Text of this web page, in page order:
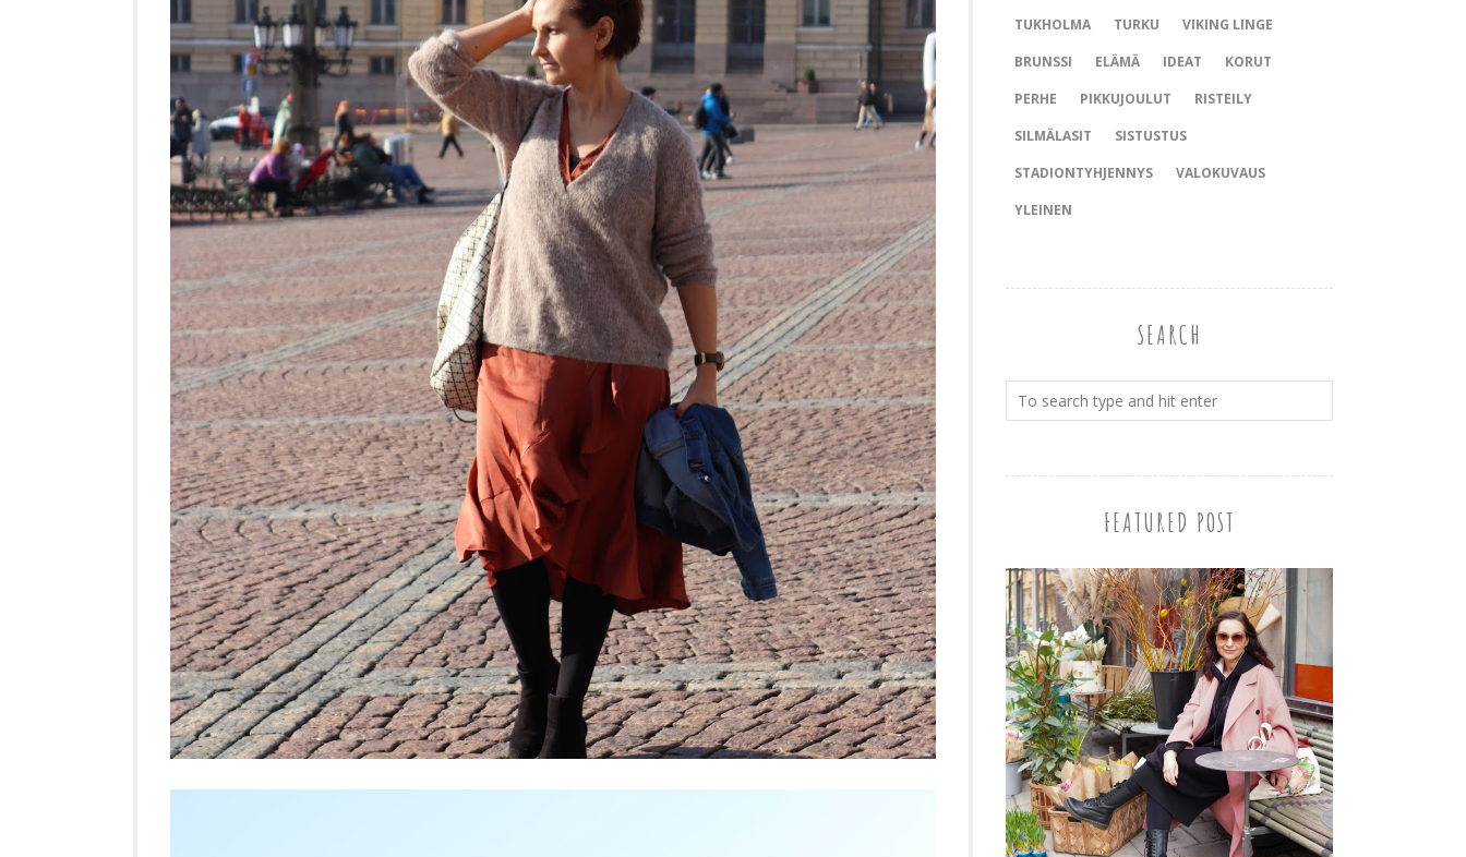
TUKHOLMA
TURKU
VIKING LINGE
BRUNSSI
ELÄMÄ IDEAT
KORUT
PERHE
PIKKUJOULUT
RISTEILY
SILMÄLASIT
SISTUSTUS
STADIONTYHJENNYS
VALOKUVAUS
YLEINEN
SEARCH
FEATURED POST